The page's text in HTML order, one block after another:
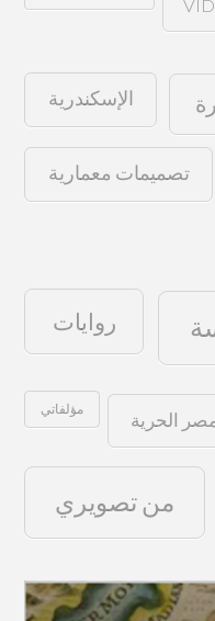
الإسكندرية
تصميمات معمارية
روايات
مؤلفاتي الحرية
من تصويري